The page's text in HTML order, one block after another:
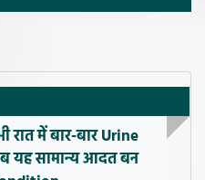
में बार-बार Urine
यह सामान्य आदत बन